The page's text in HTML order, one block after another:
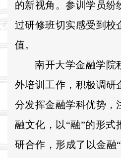
的新视角。参训学员纷
过研修班切实感受到校
值。
南开大学金融学院
外培训工作，积极调研
分发挥金融学科优势，
融文化，以“融”的形式
研合作，形成了以金融